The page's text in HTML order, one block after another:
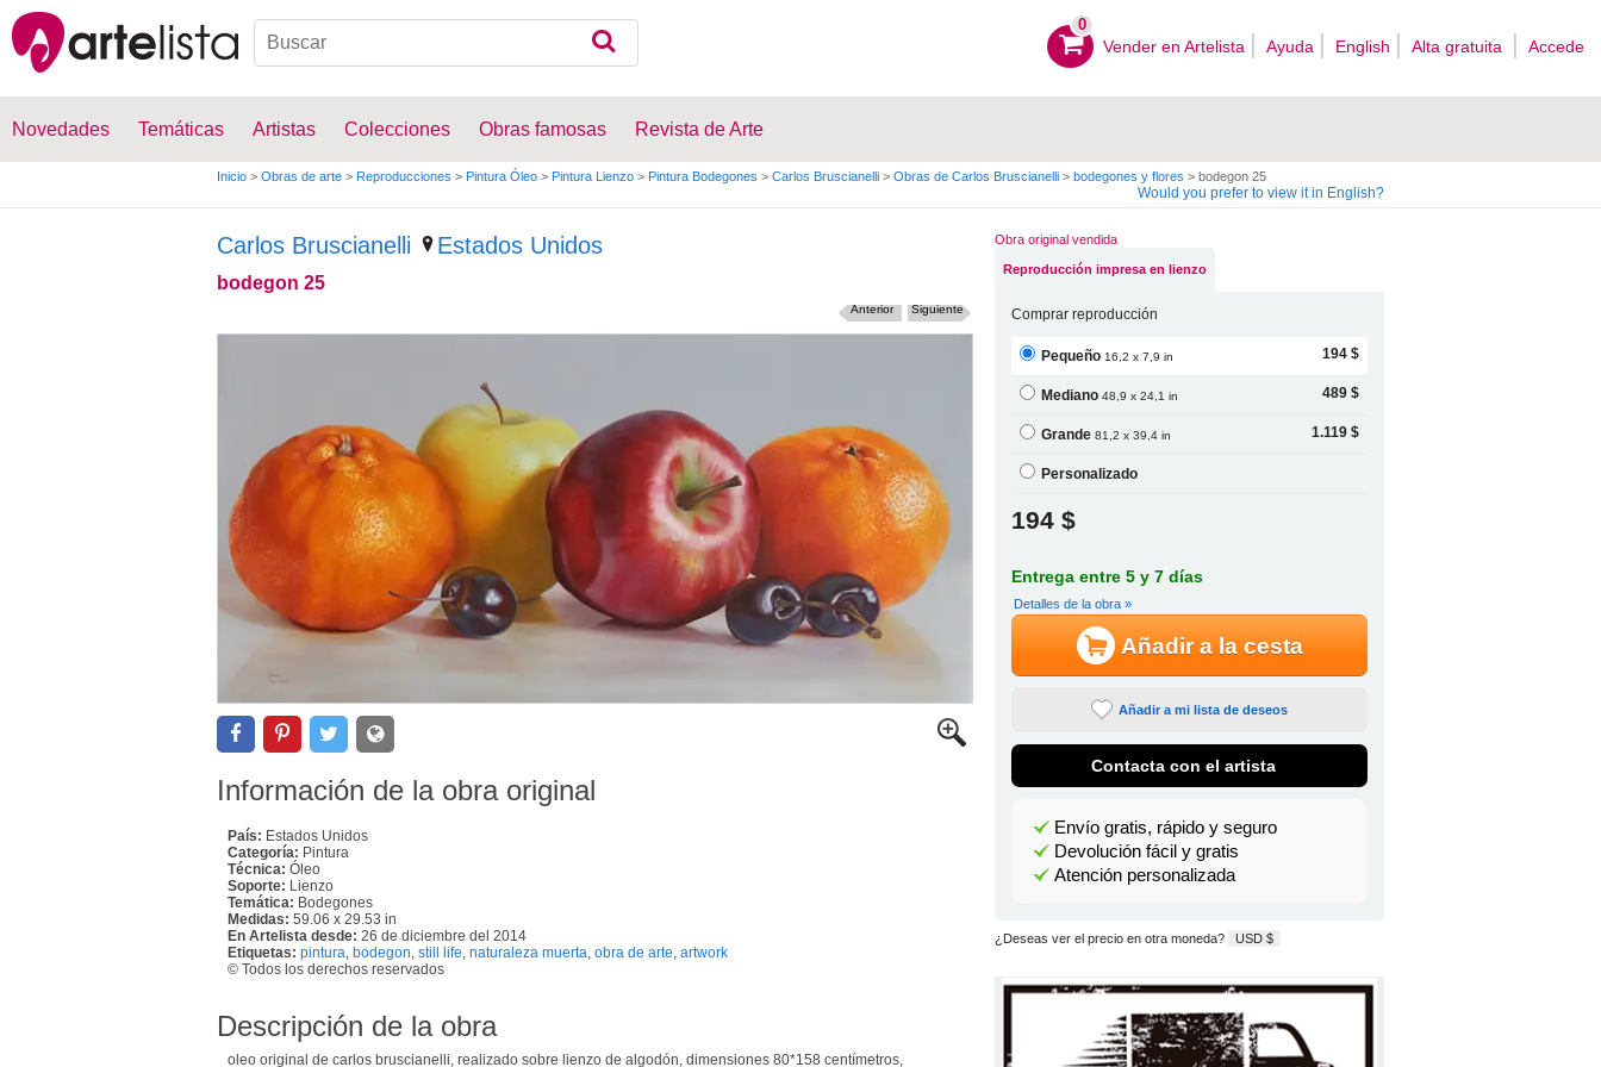
0
Vender en Artelista Ayuda English Alta gratuita Accede
Novedades Temáticas Artistas Colecciones Obras famosas Revista de Arte
Inicio > Obras de arte > Reproducciones > Pintura Óleo > Pintura Lienzo > Pintura Bodegones > Carlos Bruscianelli > Obras de Carlos Bruscianelli > bodegones y flores > bodegon 25
Would you prefer to view it in English?
Carlos Bruscianelli Estados Unidos
bodegon 25
Siguiente
Anterior
Información de la obra original
País: Estados Unidos
Categoría: Pintura
Técnica: Óleo
Soporte: Lienzo
Temática: Bodegones
Medidas: 59.06 x 29.53 in
En Artelista desde: 26 de diciembre del 2014
Etiquetas: pintura bodegon still life naturaleza muerta obra de arte artwork
© Todos los derechos reservados
Descripción de la obra
oleo original de carlos bruscianelli, realizado sobre lienzo de algodón, dimensiones 80*158 centímetros,
Obra original vendida
Reproducción impresa en lienzo
Comprar reproducción
Pequeño16,2 x 7,9 in 194 $
Mediano48,9 x 24,1 in 489 $
Grande81,2 x 39,4 in 1.119 $
Personalizado
194 $
Entrega entre 5 y 7 días
Detalles de la obra »
Añadir a la cesta
Añadir a mi lista de deseos
Contacta con el artista
Envío gratis, rápido y seguro
Devolución fácil y gratis
Atención personalizada
¿Deseas ver el precio en otra moneda? USD $